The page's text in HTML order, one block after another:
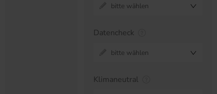
bitte wählen
Datencheck
bitte wählen
Klimaneutral